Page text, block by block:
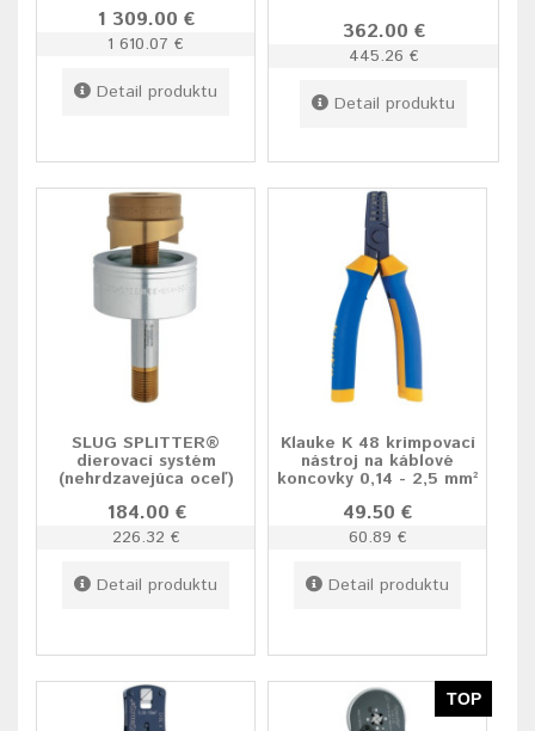
1 309.00 €
1 610.07 €
Detail produktu
362.00 €
445.26 €
Detail produktu
SLUG SPLITTER®
dierovací systém
(nehrdzavejúca oceľ)
184.00 €
226.32 €
Detail produktu
Klauke K 48 krimpovací
nástroj na káblové
koncovky 0,14 - 2,5 mm²
49.50 €
60.89 €
Detail produktu
TOP